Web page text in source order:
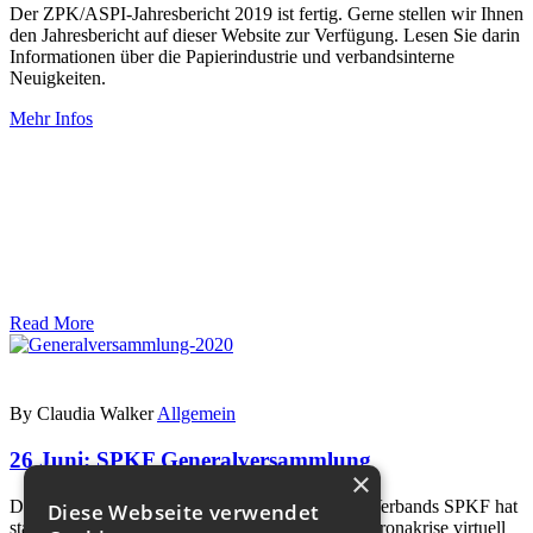
Der ZPK/ASPI-Jahresbericht 2019 ist fertig. Gerne stellen wir Ihnen
den Jahresbericht auf dieser Website zur Verfügung. Lesen Sie darin
Informationen über die Papierindustrie und verbandsinterne
Neuigkeiten.
Mehr Infos
Read More
By Claudia WalkerAllgemein
26 Juni:SPKF Generalversammlung
Die erste Generalversammlung des fusionierten Verbands SPKF hat
stattgefunden. Leider musste diese infolge der Coronakrise virtuell
×
Diese Webseite verwendet